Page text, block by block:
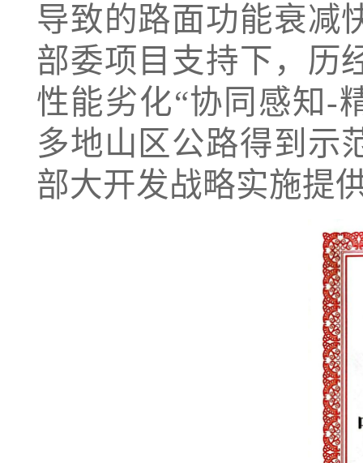
导致的路面功能衰减
部委项目支持下，历
性能劣化“协同感知-
多地山区公路得到示
部大开发战略实施提